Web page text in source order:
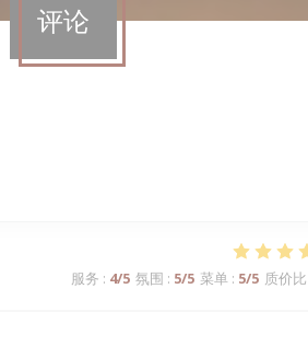
评论
服务 : 4/5 氛围 : 5/5 菜单 : 5/5 质价比